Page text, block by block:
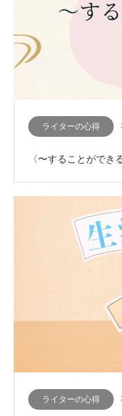
ライターの心得
〈〜することができ
ライターの心得